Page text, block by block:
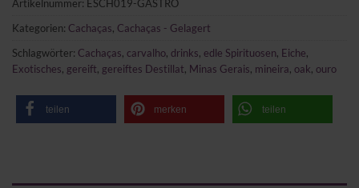
Artikelnummer: ESCH019-GASTRO
Kategorien: Cachaças, Cachaças - Gelagert
Schlagwörter: Cachaças, carvalho, drinks, edle Spirituosen, Eiche,
Exotisches, gereift, gereiftes Destillat, Minas Gerais, mineira, oak, ouro
teilen merken teilen